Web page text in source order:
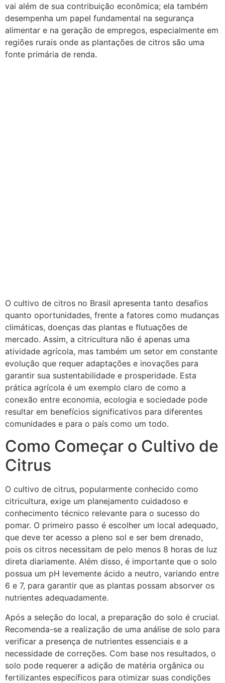
vai além de sua contribuição econômica; ela também
desempenha um papel fundamental na segurança
alimentar e na geração de empregos, especialmente em
regiões rurais onde as plantações de citros são uma
fonte primária de renda.
O cultivo de citros no Brasil apresenta tanto desafios
quanto oportunidades, frente a fatores como mudanças
climáticas, doenças das plantas e flutuações de
mercado. Assim, a citricultura não é apenas uma
atividade agrícola, mas também um setor em constante
evolução que requer adaptações e inovações para
garantir sua sustentabilidade e prosperidade. Esta
prática agrícola é um exemplo claro de como a
conexão entre economia, ecologia e sociedade pode
resultar em benefícios significativos para diferentes
comunidades e para o país como um todo.
Como Começar o Cultivo de
Citrus
O cultivo de citrus, popularmente conhecido como
citricultura, exige um planejamento cuidadoso e
conhecimento técnico relevante para o sucesso do
pomar. O primeiro passo é escolher um local adequado,
que deve ter acesso a pleno sol e ser bem drenado,
pois os citros necessitam de pelo menos 8 horas de luz
direta diariamente. Além disso, é importante que o solo
possua um pH levemente ácido a neutro, variando entre
6 e 7, para garantir que as plantas possam absorver os
nutrientes adequadamente.
Após a seleção do local, a preparação do solo é crucial.
Recomenda-se a realização de uma análise de solo para
verificar a presença de nutrientes essenciais e a
necessidade de correções. Com base nos resultados, o
solo pode requerer a adição de matéria orgânica ou
fertilizantes específicos para otimizar suas condições